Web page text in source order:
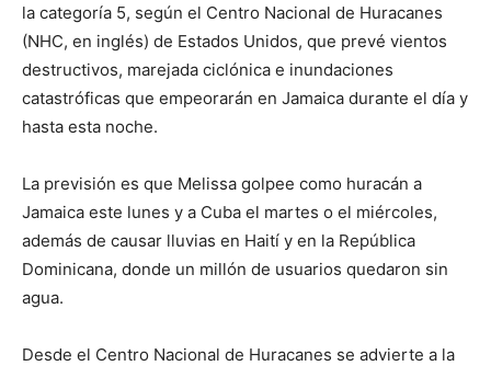
la categoría 5, según el Centro Nacional de Huracanes
(NHC, en inglés) de Estados Unidos, que prevé vientos
destructivos, marejada ciclónica e inundaciones
catastróficas que empeorarán en Jamaica durante el día y
hasta esta noche.
La previsión es que Melissa golpee como huracán a
Jamaica este lunes y a Cuba el martes o el miércoles,
además de causar lluvias en Haití y en la República
Dominicana, donde un millón de usuarios quedaron sin
agua.
Desde el Centro Nacional de Huracanes se advierte a la